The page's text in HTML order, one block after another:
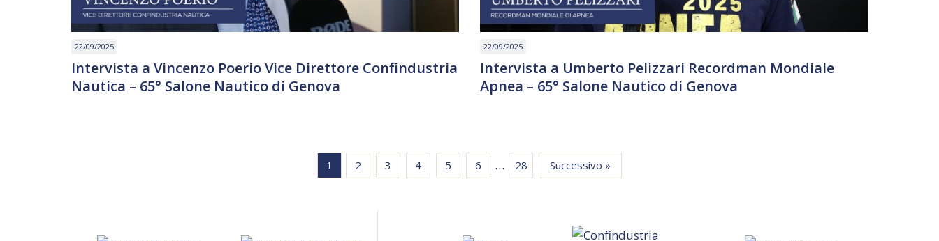
22/09/2025
Intervista a Vincenzo Poerio Vice Direttore Confindustria
Nautica – 65° Salone Nautico di Genova
22/09/2025
Intervista a Umberto Pelizzari Recordman Mondiale
Apnea – 65° Salone Nautico di Genova
1 2 3 4 5 6 … 28 Successivo »